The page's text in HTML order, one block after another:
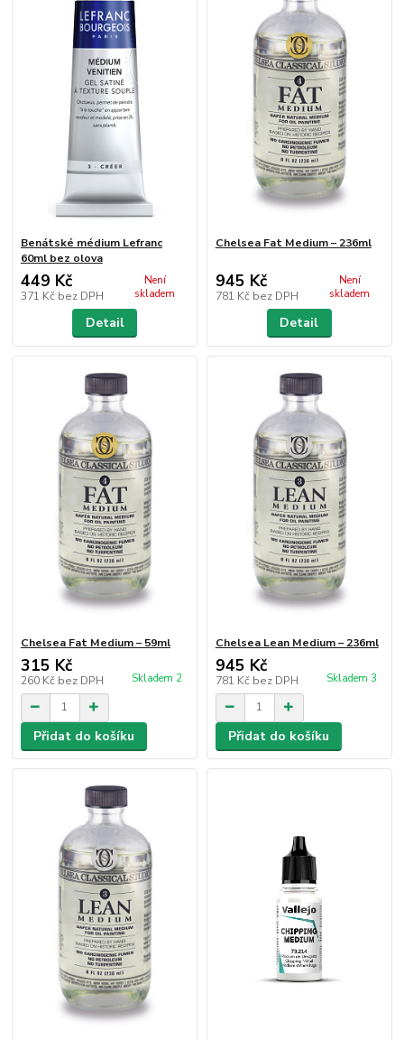
Benátské médium Lefranc
60ml bez olova
449 Kč
371 Kč bez DPH
Není
skladem
Detail
Chelsea Fat Medium – 236ml
945 Kč
781 Kč bez DPH
Není
skladem
Detail
Chelsea Fat Medium – 59ml
315 Kč
260 Kč bez DPH Skladem 2
Přidat do košíku
Chelsea Lean Medium – 236ml
945 Kč
781 Kč bez DPH Skladem 3
Přidat do košíku